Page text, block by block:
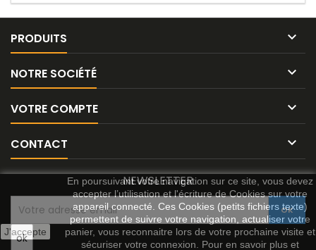
PRODUITS 
NOTRE SOCIÉTÉ 
VOTRE COMPTE 
CONTACT 
J'accepte
En poursuivant votre navigation sur ce site, vous devez
accepter l’utilisation et l'écriture de Cookies sur votre
appareil connecté. Ces Cookies (petits fichiers texte)
permettent de suivre votre navigation, actualiser votre
panier, vous reconnaitre lors de votre prochaine visite et
sécuriser votre connexion. Pour en savoir plus et
NEWSLETTER